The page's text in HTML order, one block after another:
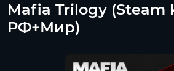
Mafia Trilogy (Steam
РФ+Мир)